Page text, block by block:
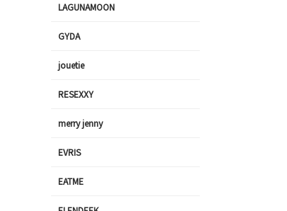
LAGUNAMOON
GYDA
jouetie
RESEXXY
merry jenny
EVRIS
EATME